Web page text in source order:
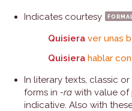
Indicates courtesy
Quisiera ver unas
Quisiera hablar
In literary texts, classic
forms in -ra with value
indicative. Also with